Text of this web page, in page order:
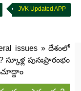
JVK Updated APP
issues »దేశంలో
పునఃప్రారంభం